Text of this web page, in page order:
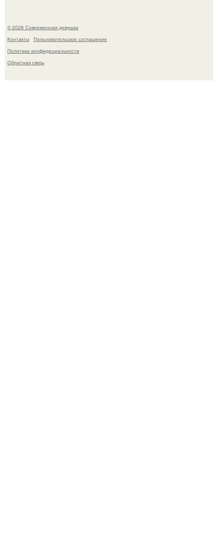
© 2026 Современная девушка
Контакты
Пользовательское соглашение
Политика конфидециальности
Обратная связь